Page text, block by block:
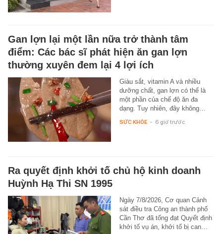
Gan lợn lại một lần nữa trở thành tâm
điểm: Các bác sĩ phát hiện ăn gan lợn
thường xuyên đem lại 4 lợi ích
Giàu sắt, vitamin A và nhiều
dưỡng chất, gan lợn có thể là
một phần của chế độ ăn đa
dạng. Tuy nhiên, đây không…
SỨC KHỎE - 6 giờ trước
Ra quyết định khởi tố chủ hộ kinh doanh
Huỳnh Hạ Thi SN 1995
Ngày 7/8/2026, Cơ quan Cảnh
sát điều tra Công an thành phố
Cần Thơ đã tống đạt Quyết định
khởi tố vụ án, khởi tố bị can…